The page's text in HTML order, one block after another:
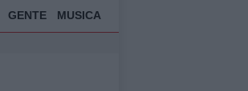
GENTE MUSICA